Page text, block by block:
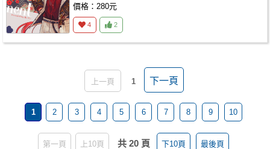
價格：280元
4 2
上一頁 1 下一頁
1 2 3 4 5 6 7 8 9 10
第一頁 上10頁 共 20 頁 下10頁 最後頁